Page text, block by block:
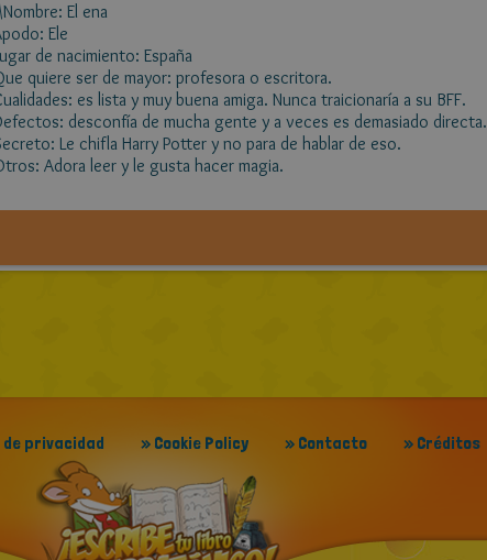
El ena
Ele
de nacimiento: España
quiere ser de mayor: profesora o escritora.
es lista y muy buena amiga. Nunca traicionaría a su BFF.
desconfía de mucha gente y a veces es demasiado directa.
Le chifla Harry Potter y no para de hablar de eso.
Adora leer y le gusta hacer magia.
privacidad » Cookie Policy » Contacto » Créditos